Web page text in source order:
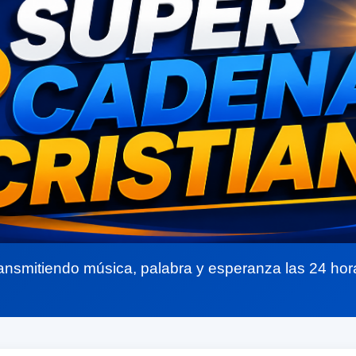
música, palabra y esperanza las 24